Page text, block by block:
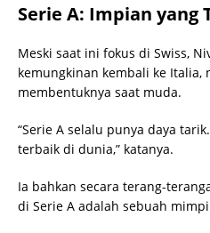
Serie A: Impian yang
Meski saat ini fokus di Swiss,
kemungkinan kembali ke Italia,
membentuknya saat muda.
“Serie A selalu punya daya
terbaik di dunia,” katanya.
Ia bahkan secara terang-
di Serie A adalah sebuah